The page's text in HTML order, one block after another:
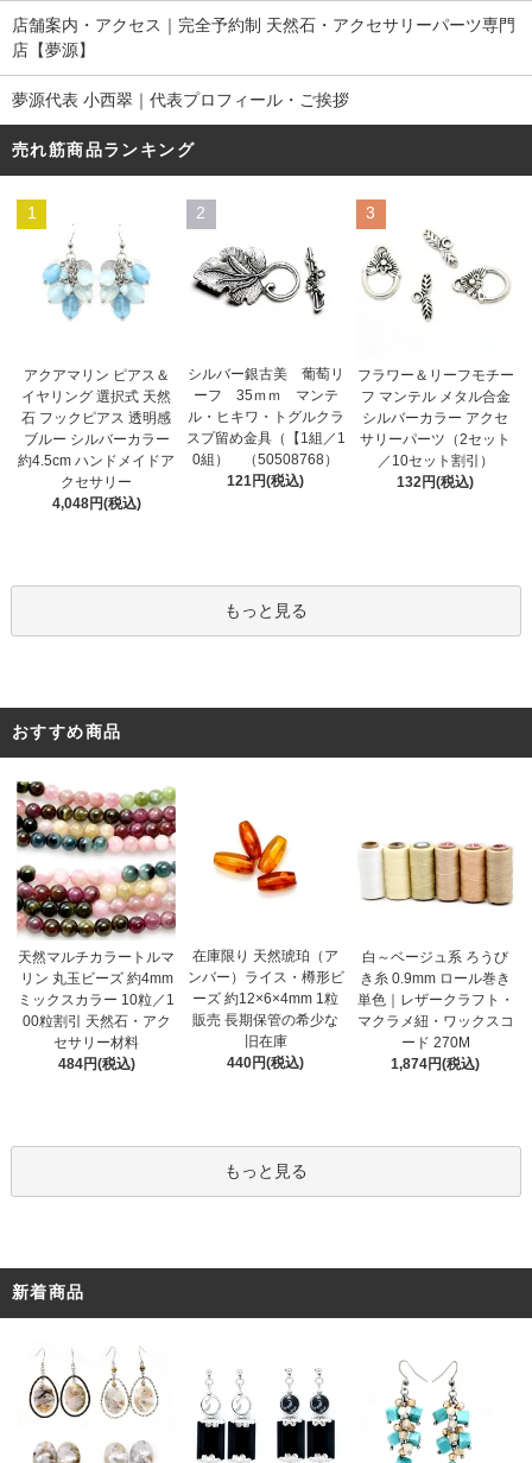
店舗案内・アクセス｜完全予約制 天然石・アクセサリーパーツ専門
店【夢源】
夢源代表 小西翠｜代表プロフィール・ご挨拶
売れ筋商品ランキング
1
アクアマリン ピアス＆
イヤリング 選択式 天然
石 フックピアス 透明感
ブルー シルバーカラー
約4.5cm ハンドメイドア
クセサリー
4,048円(税込)
2
シルバー銀古美 葡萄リ
ーフ 35ｍｍ マンテ
ル・ヒキワ・トグルクラ
スプ留め金具（【1組／1
0組） （50508768）
121円(税込)
3
フラワー＆リーフモチー
フ マンテル メタル合金
シルバーカラー アクセ
サリーパーツ（2セット
／10セット割引）
132円(税込)
もっと見る
おすすめ商品
天然マルチカラートルマ
リン 丸玉ビーズ 約4mm
ミックスカラー 10粒／1
00粒割引 天然石・アク
セサリー材料
484円(税込)
在庫限り 天然琥珀（ア
ンバー）ライス・樽形ビ
ーズ 約12×6×4mm 1粒
販売 長期保管の希少な
旧在庫
440円(税込)
白～ベージュ系 ろうび
き糸 0.9mm ロール巻き
単色｜レザークラフト・
マクラメ紐・ワックスコ
ード 270M
1,874円(税込)
もっと見る
新着商品